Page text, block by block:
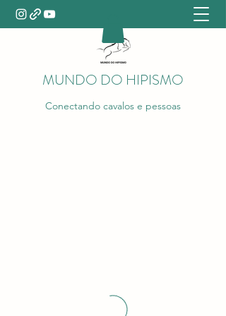
MUNDO DO HIPISMO
Conectando cavalos e pessoas